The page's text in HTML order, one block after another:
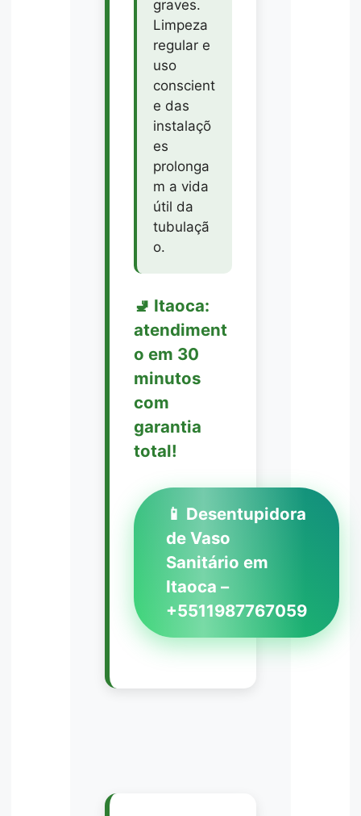
graves.
Limpeza
regular e
uso
conscient
e das
instalaçõ
es
prolonga
m a vida
útil da
tubulaçã
o.
🚽 Itaoca:
atendiment
o em 30
minutos
com
garantia
total!
📱 Desentupidora
de Vaso
Sanitário em
Itaoca –
+5511987767059